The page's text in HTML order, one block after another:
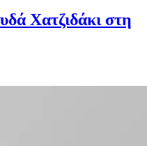
Χατζιδάκι στη